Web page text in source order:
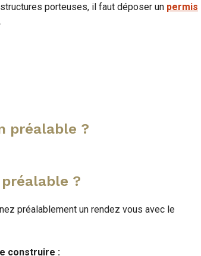
porteuses, il faut déposer un permis
.
préalable ?
?
préalablement un rendez vous avec le
construire :